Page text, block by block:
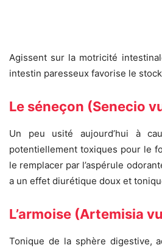
Agissent sur la motricité
intestin paresseux favorise le
Le séneçon (Senecio
Un peu usité aujourd’hui à
potentiellement toxiques pour le
le remplacer par l’aspérule
a un effet diurétique doux et
L’armoise (Artemisia
Tonique de la sphère digestive,